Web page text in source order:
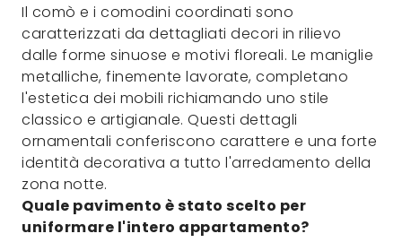
Il comò e i comodini coordinati sono
caratterizzati da dettagliati decori in rilievo
dalle forme sinuose e motivi floreali. Le maniglie
metalliche, finemente lavorate, completano
l'estetica dei mobili richiamando uno stile
classico e artigianale. Questi dettagli
ornamentali conferiscono carattere e una forte
identità decorativa a tutto l'arredamento della
zona notte.
Quale pavimento è stato scelto per
uniformare l'intero appartamento?